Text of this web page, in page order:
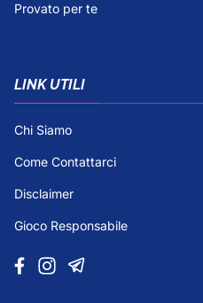
Provato per te
LINK UTILI
Chi Siamo
Come Contattarci
Disclaimer
Gioco Responsabile